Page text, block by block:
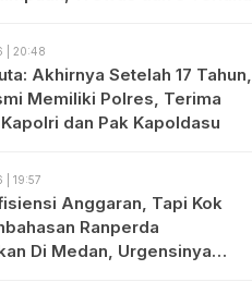
| 20:48
Akhirnya Setelah 17 Tahun,
Memiliki Polres, Terima
dan Pak Kapoldasu
| 19:57
Anggaran, Tapi Kok
Ranperda
Di Medan, Urgensinya